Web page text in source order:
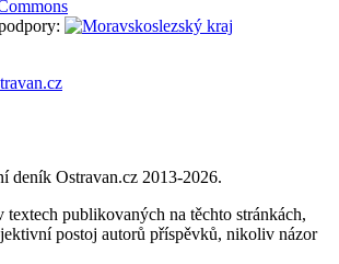
deník Ostravan.cz 2013-2026.
textech publikovaných na těchto stránkách,
postoj autorů příspěvků, nikoliv názor